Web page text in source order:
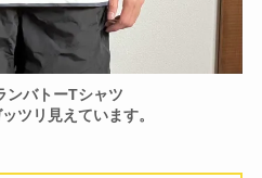
ンバトーTシャツ
ツリ見えています。